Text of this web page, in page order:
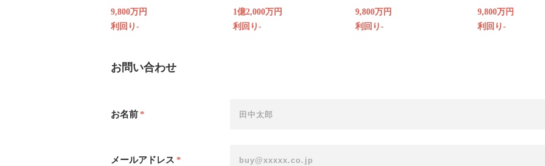
9,800万円
利回り-
1億2,000万円
利回り-
9,800万円
利回り-
9,800万円
利回り-
お問い合わせ
お名前*
メールアドレス *